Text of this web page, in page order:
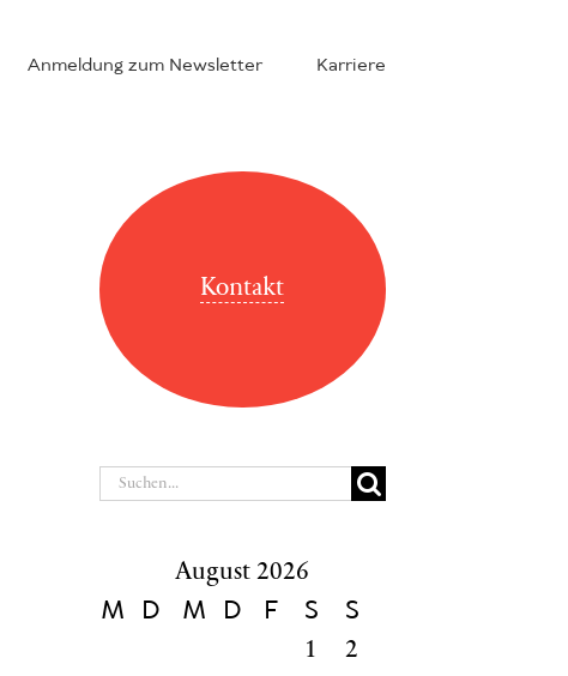
Anmeldung zum Newsletter Karriere
Kontakt
Suche
August 2026
M D M D F S S
1
2